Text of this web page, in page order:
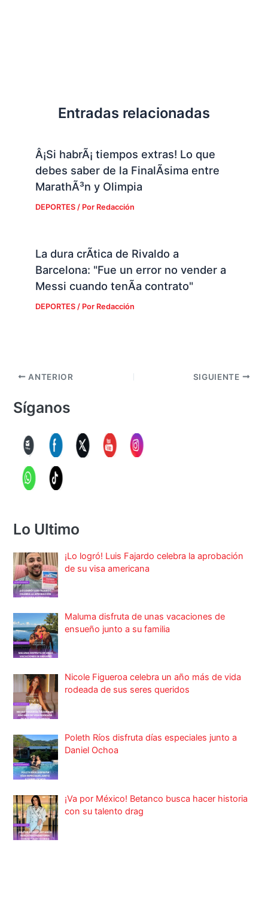
Entradas relacionadas
Â¡Si habrÃ¡ tiempos extras! Lo que
debes saber de la FinalÃ­sima entre
MarathÃ³n y Olimpia
DEPORTES/ Por Redacción
La dura crÃ­tica de Rivaldo a
Barcelona: "Fue un error no vender a
Messi cuando tenÃ­a contrato"
DEPORTES/ Por Redacción
ANTERIOR SIGUIENTE
Síganos
Lo Ultimo
¡Lo logró! Luis Fajardo celebra la aprobación
de su visa americana
Maluma disfruta de unas vacaciones de
ensueño junto a su familia
Nicole Figueroa celebra un año más de vida
rodeada de sus seres queridos
Poleth Ríos disfruta días especiales junto a
Daniel Ochoa
¡Va por México! Betanco busca hacer historia
con su talento drag